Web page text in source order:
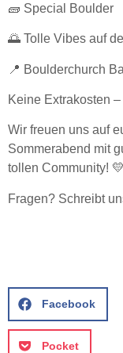
🧱 Special Boulder
🌅 Tolle Vibes auf
📍 Boulderchurch
Keine Extrakosten
Wir freuen uns auf
Sommerabend mit
tollen Community! 💛
Fragen? Schreibt
Facebook
Pocket